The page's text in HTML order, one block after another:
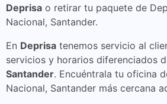
Deprisa o retirar tu paquete de
Nacional, Santander.
En Deprisa tenemos servicio al
servicios y horarios diferenciados
Santander. Encuéntrala tu oficina
Nacional, Santander más cercana